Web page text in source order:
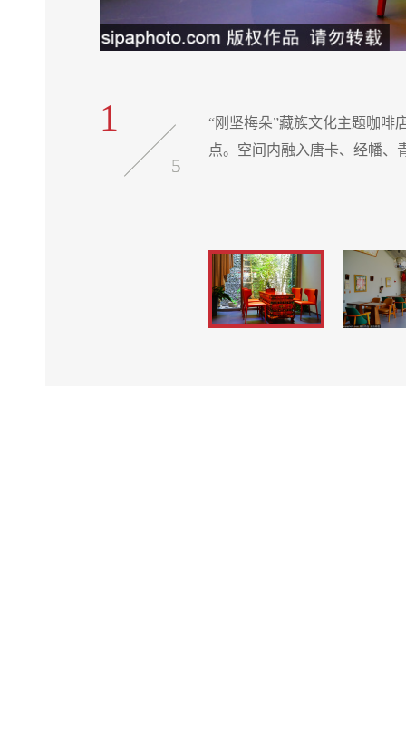
1
5
“刚坚梅朵”藏族文化主题咖啡
点。空间内融入唐卡、经幡、